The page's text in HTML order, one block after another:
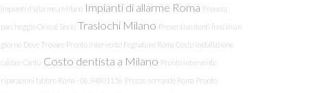
Impianti d'allarme a Milano Impianti di allarme Roma Prenota
parcheggio Orio al Serio Traslochi Milano Preventivo denti fissi in un
giorno Dove Trovare Pronto Intervento Fognature Roma Costo installazione
caldaie Cantù Costo dentista a Milano Pronto intervento
riparazioni fabbro Roma - 06.94801156 Prezzo serrande Roma Pronto